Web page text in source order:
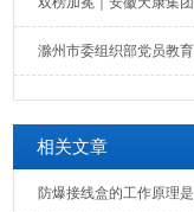
滁州市委组织部党员教
相关文章
防爆接线盒的工作原理